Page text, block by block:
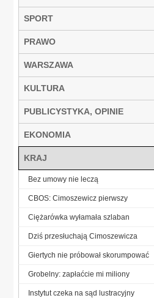
SPORT
PRAWO
WARSZAWA
KULTURA
PUBLICYSTYKA, OPINIE
EKONOMIA
KRAJ
Bez umowy nie leczą
CBOS: Cimoszewicz pierwszy
Ciężarówka wyłamała szlaban
Dziś przesłuchają Cimoszewicza
Giertych nie próbował skorumpować
Grobelny: zapłaćcie mi miliony
Instytut czeka na sąd lustracyjny